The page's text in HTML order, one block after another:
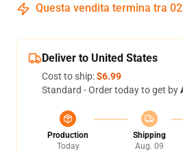
Questa vendita termina tra 02
Deliver to United States
Cost to ship:$6.99
Standard - Order today to get by
Production
Today
Shipping
Aug. 09